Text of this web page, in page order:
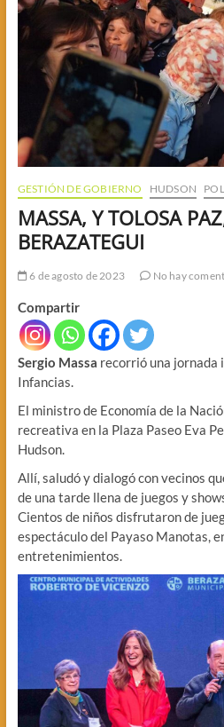
GESTIÓN DE GOBIERNO HUDSON
MASSA, Y TOLOSA
BERAZATEGUI
6 de agosto de 2023 No hay
Compartir
Sergio Massa recorrió una jornada
Infancias.
El ministro de Economía de la
recreativa en la Plaza Paseo Eva
Hudson.
Allí, saludó y dialogó con vecinos
de una tarde llena de juegos y
Cientos de niños disfrutaron de
espectáculo del Payaso Manotas,
entretenimientos.